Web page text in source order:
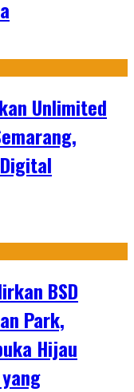
Unlimited
BSD
Park,
Hijau